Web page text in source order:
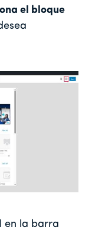
el bloque
en la barra